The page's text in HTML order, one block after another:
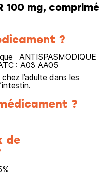
100 mg, comprimé
?
: ANTISPASMODIQUE
: A03 AA05
l’adulte dans les
?
de
%